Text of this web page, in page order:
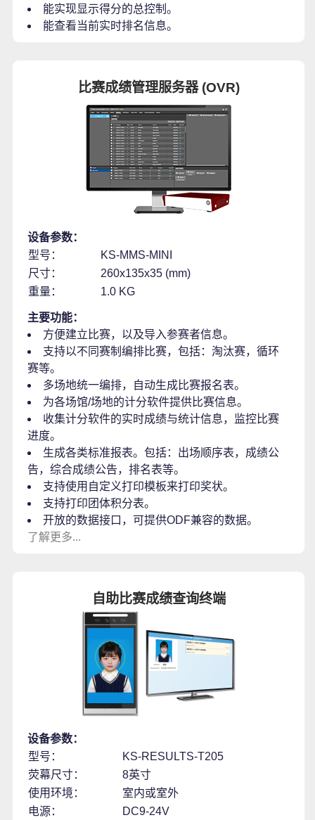
能实现显示得分的总控制。
能查看当前实时排名信息。
比赛成绩管理服务器 (OVR)
设备参数：
型号：
KS-MMS-MINI
尺寸：
260x135x35 (mm)
重量：
1.0 KG
主要功能：
方便建立比赛，以及导入参赛者信息。
支持以不同赛制编排比赛，包括：淘汰赛，循环
赛等。
多场地统一编排，自动生成比赛报名表。
为各场馆/场地的计分软件提供比赛信息。
收集计分软件的实时成绩与统计信息，监控比赛
进度。
生成各类标准报表。包括：出场顺序表，成绩公
告，综合成绩公告，排名表等。
支持使用自定义打印模板来打印奖状。
支持打印团体积分表。
开放的数据接口，可提供ODF兼容的数据。
了解更多...
自助比赛成绩查询终端
设备参数：
型号：
KS-RESULTS-T205
荧幕尺寸：
8英寸
使用环境：
室内或室外
电源：
DC9-24V